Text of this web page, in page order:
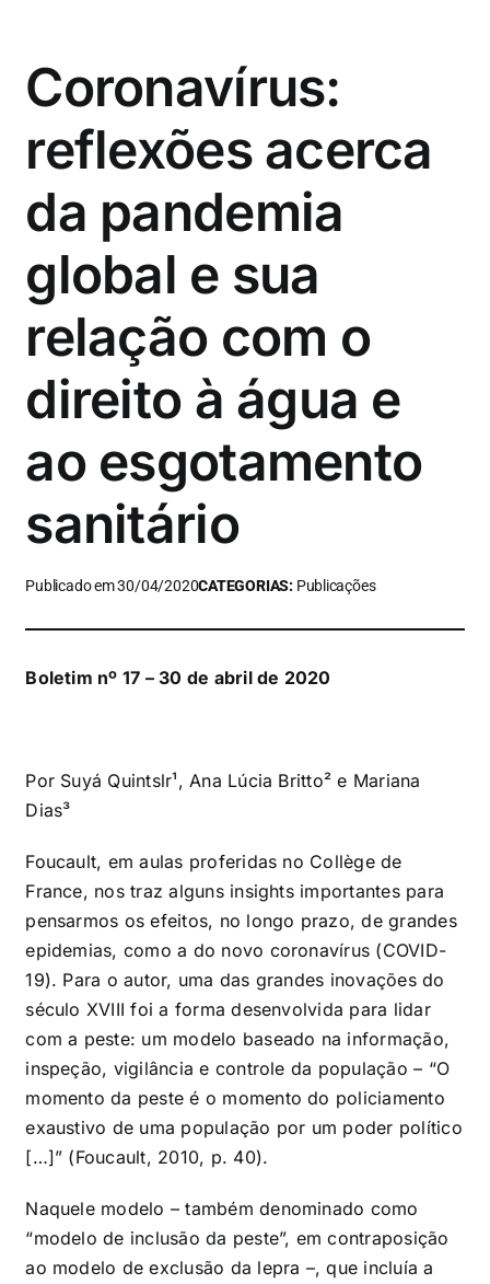
Coronavírus:
reflexões acerca
da pandemia
global e sua
relação com o
direito à água e
ao esgotamento
sanitário
Publicado em 30/04/2020CATEGORIAS: Publicações
Boletim nº 17 – 30 de abril de 2020
Por Suyá Quintslr¹, Ana Lúcia Britto² e Mariana
Dias³
Foucault, em aulas proferidas no Collège de
France, nos traz alguns insights importantes para
pensarmos os efeitos, no longo prazo, de grandes
epidemias, como a do novo coronavírus (COVID-
19). Para o autor, uma das grandes inovações do
século XVIII foi a forma desenvolvida para lidar
com a peste: um modelo baseado na informação,
inspeção, vigilância e controle da população – “O
momento da peste é o momento do policiamento
exaustivo de uma população por um poder político
[…]” (Foucault, 2010, p. 40).
Naquele modelo – também denominado como
“modelo de inclusão da peste”, em contraposição
ao modelo de exclusão da lepra –, que incluía a